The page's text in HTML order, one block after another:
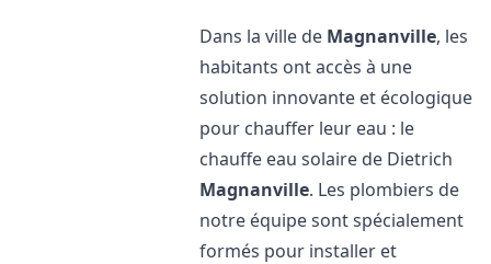
Dans la ville de Magnanville, les
habitants ont accès à une
solution innovante et écologique
pour chauffer leur eau : le
chauffe eau solaire de Dietrich
Magnanville. Les plombiers de
notre équipe sont spécialement
formés pour installer et